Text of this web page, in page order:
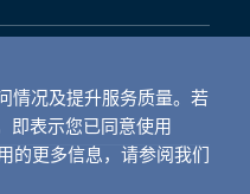
情况及提升服务质量。若
即表示您已同意使用
的更多信息，请参阅我们